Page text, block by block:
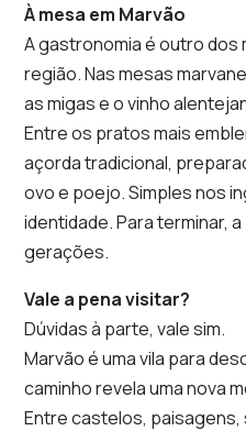
À mesa em Marvão
A gastronomia é outro dos
região. Nas mesas
as migas e o vinho
Entre os pratos mais
açorda tradicional,
ovo e poejo. Simples nos
identidade. Para terminar,
gerações.
Vale a pena visitar?
Dúvidas à parte, vale sim.
Marvão é uma vila para
caminho revela uma nova
Entre castelos,